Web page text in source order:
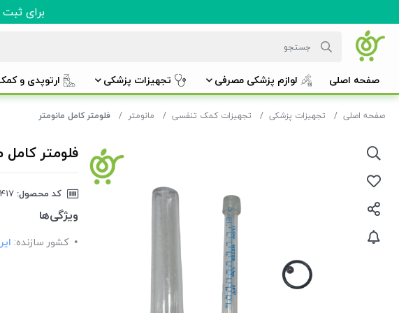
برای
صفحه اصلی لوازم پزشکی مصرفی تجهیزات پزشکی ارتوپدی و
صفحه اصلی تجهیزات پزشکی تجهیزات کمک تنفسی مانومتر فلومتر کامل مانومتر
فلومتر کامل
کد محصول:
ویژگی‌ها
کشور سازنده: